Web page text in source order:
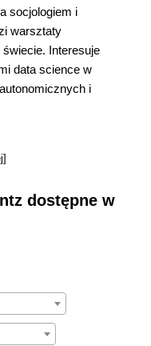
socjologiem i
warsztaty
Interesuje
data science w
i
dostępne w